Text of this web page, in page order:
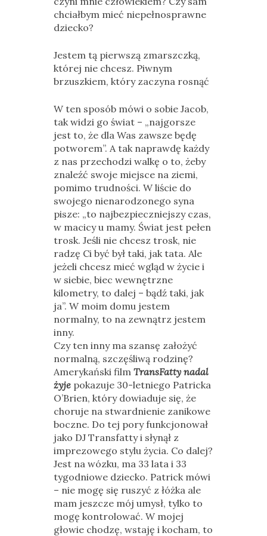
chciałbym mieć niepełnosprawne
dziecko?
Jestem tą pierwszą zmarszczką,
której nie chcesz. Piwnym
brzuszkiem, który zaczyna rosnąć
W ten sposób mówi o sobie Jacob,
tak widzi go świat – „najgorsze
jest to, że dla Was zawsze będę
potworem”. A tak naprawdę każdy
z nas przechodzi walkę o to, żeby
znaleźć swoje miejsce na ziemi,
pomimo trudności. W liście do
swojego nienarodzonego syna
pisze: „to najbezpieczniejszy czas,
w macicy u mamy. Świat jest pełen
trosk. Jeśli nie chcesz trosk, nie
radzę Ci być był taki, jak tata. Ale
jeżeli chcesz mieć wgląd w życie i
w siebie, biec wewnętrzne
kilometry, to dalej – bądź taki, jak
ja”. W moim domu jestem
normalny, to na zewnątrz jestem
inny.
Czy ten inny ma szansę założyć
normalną, szczęśliwą rodzinę?
Amerykański film TransFatty nadal
żyje pokazuje 30-letniego Patricka
O’Brien, który dowiaduje się, że
choruje na stwardnienie zanikowe
boczne. Do tej pory funkcjonował
jako DJ Transfatty i słynął z
imprezowego stylu życia. Co dalej?
Jest na wózku, ma 33 lata i 33
tygodniowe dziecko. Patrick mówi
– nie mogę się ruszyć z łóżka ale
mam jeszcze mój umysł, tylko to
mogę kontrolować. W mojej
głowie chodzę, wstaję i kocham, to